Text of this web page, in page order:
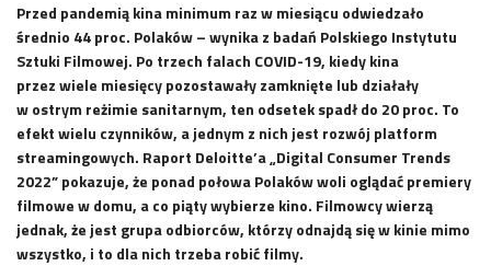
Przed pandemią kina minimum raz w miesiącu odwiedzało
średnio 44 proc. Polaków – wynika z badań Polskiego Instytutu
Sztuki Filmowej. Po trzech falach COVID-19, kiedy kina
przez wiele miesięcy pozostawały zamknięte lub działały
w ostrym reżimie sanitarnym, ten odsetek spadł do 20 proc. To
efekt wielu czynników, a jednym z nich jest rozwój platform
streamingowych. Raport Deloitte’a „Digital Consumer Trends
2022” pokazuje, że ponad połowa Polaków woli oglądać premiery
filmowe w domu, a co piąty wybierze kino. Filmowcy wierzą
jednak, że jest grupa odbiorców, którzy odnajdą się w kinie mimo
wszystko, i to dla nich trzeba robić filmy.